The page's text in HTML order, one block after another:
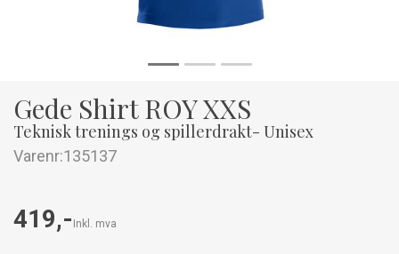
Gede Shirt ROY XXS
Teknisk trenings og spillerdrakt- Unisex
Varenr:135137
419,- Inkl. mva